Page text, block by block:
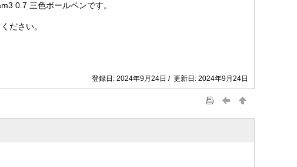
0.7 三色ボールペンです。
ださい。
登録日: 2024年9月24日 / 更新日: 2024年9月24日